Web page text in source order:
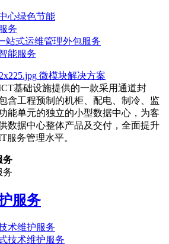
心绿色节能
务
站式运维管理外包服务
能服务
微模块解决方案
基础设施提供的一款采用通道封
含工程预制的机柜、配电、制冷、监
能单元的独立的小型数据中心，为客
数据中心整体产品及交付，全面提升
服务管理水平。
务
务
服务
术维护服务
技术维护服务